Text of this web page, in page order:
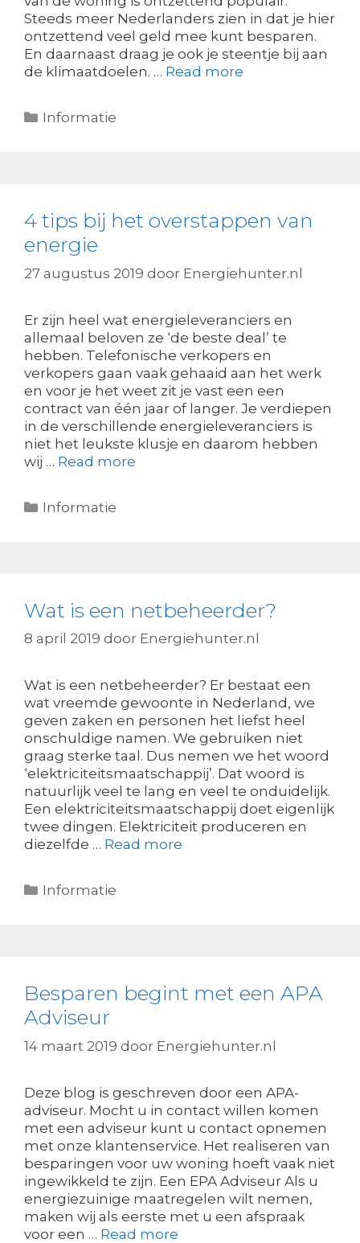
Steeds meer Nederlanders zien in dat je hier
ontzettend veel geld mee kunt besparen.
En daarnaast draag je ook je steentje bij aan
de klimaatdoelen. … Read more
Categorieën
Informatie
4 tips bij het overstappen van
energie
27 augustus 2019 door Energiehunter.nl
Er zijn heel wat energieleveranciers en
allemaal beloven ze ‘de beste deal’ te
hebben. Telefonische verkopers en
verkopers gaan vaak gehaaid aan het werk
en voor je het weet zit je vast een een
contract van één jaar of langer. Je verdiepen
in de verschillende energieleveranciers is
niet het leukste klusje en daarom hebben
wij … Read more
Categorieën
Informatie
Wat is een netbeheerder?
8 april 2019 door Energiehunter.nl
Wat is een netbeheerder? Er bestaat een
wat vreemde gewoonte in Nederland, we
geven zaken en personen het liefst heel
onschuldige namen. We gebruiken niet
graag sterke taal. Dus nemen we het woord
‘elektriciteitsmaatschappij’. Dat woord is
natuurlijk veel te lang en veel te onduidelijk.
Een elektriciteitsmaatschappij doet eigenlijk
twee dingen. Elektriciteit produceren en
diezelfde … Read more
Categorieën
Informatie
Besparen begint met een APA
Adviseur
14 maart 2019 door Energiehunter.nl
Deze blog is geschreven door een APA-
adviseur. Mocht u in contact willen komen
met een adviseur kunt u contact opnemen
met onze klantenservice. Het realiseren van
besparingen voor uw woning hoeft vaak niet
ingewikkeld te zijn. Een EPA Adviseur Als u
energiezuinige maatregelen wilt nemen,
maken wij als eerste met u een afspraak
voor een … Read more